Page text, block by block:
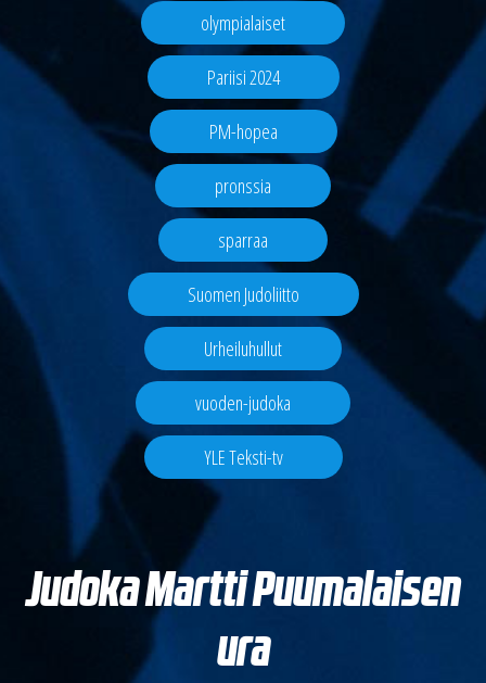
olympialaiset
Pariisi 2024
PM-hopea
pronssia
sparraa
Suomen Judoliitto
Urheiluhullut
vuoden-judoka
YLE Teksti-tv
Judoka Martti Puumalaisen
ura